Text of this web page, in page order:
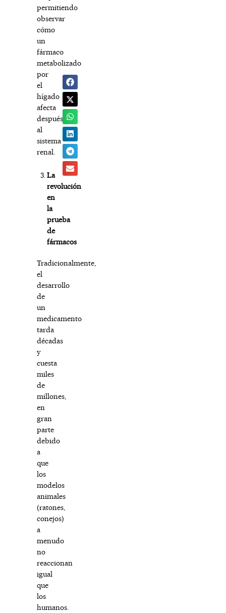
permitiendo
observar
cómo
un
fármaco
metabolizado
por
el
hígado
afecta
después
al
sistema
renal.
La
revolución
en
la
prueba
de
fármacos
Tradicionalmente,
el
desarrollo
de
un
medicamento
tarda
décadas
y
cuesta
miles
de
millones,
en
gran
parte
debido
a
que
los
modelos
animales
(ratones,
conejos)
a
menudo
no
reaccionan
igual
que
los
humanos.